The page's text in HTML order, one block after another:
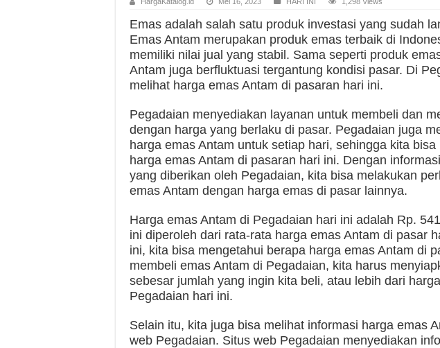
Emas adalah salah satu produk investasi yang sudah
Emas Antam merupakan produk emas terbaik di
memiliki nilai jual yang stabil. Sama seperti produk
Antam juga berfluktuasi tergantung kondisi pasar. Di
melihat harga emas Antam di pasaran hari ini.
Pegadaian menyediakan layanan untuk membeli dan
dengan harga yang berlaku di pasar. Pegadaian juga
harga emas Antam untuk setiap hari, sehingga kita
harga emas Antam di pasaran hari ini. Dengan
yang diberikan oleh Pegadaian, kita bisa melakukan
emas Antam dengan harga emas di pasar lainnya.
Harga emas Antam di Pegadaian hari ini adalah Rp.
ini diperoleh dari rata-rata harga emas Antam di pasar
ini, kita bisa mengetahui berapa harga emas Antam di
membeli emas Antam di Pegadaian, kita harus
sebesar jumlah yang ingin kita beli, atau lebih dari
Pegadaian hari ini.
Selain itu, kita juga bisa melihat informasi harga emas
web Pegadaian. Situs web Pegadaian menyediakan